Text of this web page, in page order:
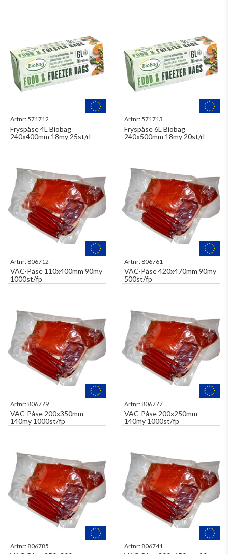
Artnr:571712
Fryspåse 4L Biobag
240x400mm 18my 25st/rl
Artnr:571713
Fryspåse 6L Biobag
240x500mm 18my 20st/rl
Artnr: 806712
VAC-Påse 110x400mm 90my
1000st/fp
Artnr: 806761
VAC-Påse 420x470mm 90my
500st/fp
Artnr: 806779
VAC-Påse 200x350mm
140my 1000st/fp
Artnr: 806777
VAC-Påse 200x250mm
140my 1000st/fp
Artnr: 806785 Artnr: 806741